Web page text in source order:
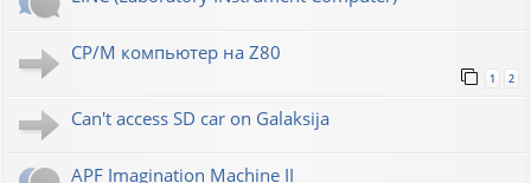
CP/M компьютер на Z80
1 2
Can't access SD car on Galaksija
APF Imagination Machine II